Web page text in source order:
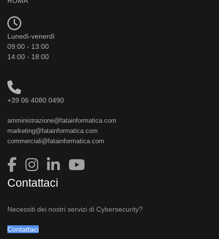
Lunedì-venerdì
09:00 - 13:00
14:00 - 18:00
+39 06 4080 0490
amministrazione@fatainformatica.com
marketing@fatainformatica.com
commerciali@fatainformatica.com
Contattaci
Necessiti dei nostri servizi di Cybersecurity?
Contattaci